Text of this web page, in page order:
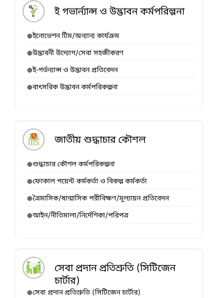
ই গভার্ন্যান্স ও উদ্ভাবন কর্মপরিল্পনা
ইনোভেশন টিম/অন্যান্য কার্যক্রম
উদ্ভাবনী উদ্যোগ/সেবা সহজীকরণ
ই-গর্ভন্যান্স ও উদ্ভাবন প্রতিবেদন
বাৎসরিক উদ্ভাবন কর্মপরিকল্পনা
জাতীয় শুদ্ধাচার কৌশল
শুদ্ধাচার কৌশল কর্মপরিকল্পনা
ফোকাল পয়েন্ট কর্মকর্তা ও বিকল্প কর্মকর্তা
ত্রৈমাসিক/ষান্মাসিক পরীবিক্ষণ/মূল্যায়ন প্রতিবেদন
আইন/নীতিমালা/নির্দেশিকা/পরিপত্র
সেবা প্রদান প্রতিশ্রুতি (সিটিজেন
চার্টার)
সেবা প্রদান প্রতিশ্রুতি (সিটিজেন চার্টার)